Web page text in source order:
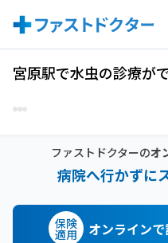
宮原駅で水虫の診療が
ファストドクターのオ
病院へ行かずに
保険
適用 オンライン